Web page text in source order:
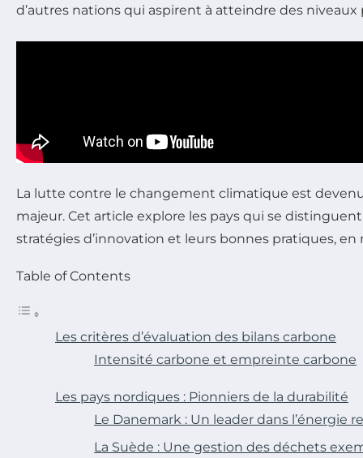
d’autres nations qui aspirent à atteindre des niveaux
La lutte contre le changement climatique est
majeur. Cet article explore les pays qui se
stratégies d’innovation et leurs bonnes pratiques,
Table of Contents
Les critères d’évaluation des bilans carbone
Intensité carbone et empreinte carbone
Les pays nordiques : Pionniers de la durabilité
Le Danemark : Un leader dans l’énergie
La Suède : Une gestion des déchets